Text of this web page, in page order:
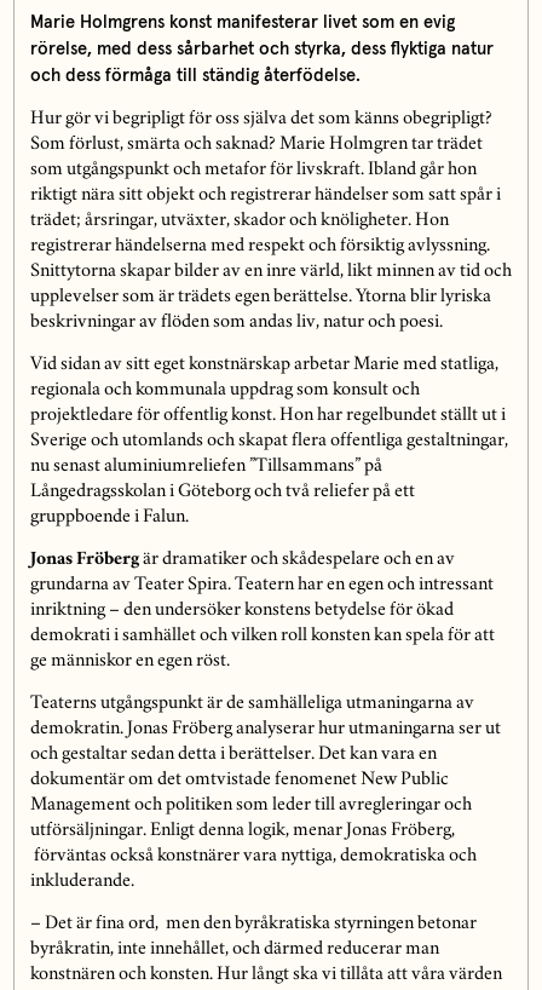
Marie Holmgrens konst manifesterar livet som en evig
rörelse, med dess sårbarhet och styrka, dess flyktiga natur
och dess förmåga till ständig återfödelse.
Hur gör vi begripligt för oss själva det som känns obegripligt?
Som förlust, smärta och saknad? Marie Holmgren tar trädet
som utgångspunkt och metafor för livskraft. Ibland går hon
riktigt nära sitt objekt och registrerar händelser som satt spår i
trädet; årsringar, utväxter, skador och knöligheter. Hon
registrerar händelserna med respekt och försiktig avlyssning.
Snittytorna skapar bilder av en inre värld, likt minnen av tid och
upplevelser som är trädets egen berättelse. Ytorna blir lyriska
beskrivningar av flöden som andas liv, natur och poesi.
Vid sidan av sitt eget konstnärskap arbetar Marie med statliga,
regionala och kommunala uppdrag som konsult och
projektledare för offentlig konst. Hon har regelbundet ställt ut i
Sverige och utomlands och skapat flera offentliga gestaltningar,
nu senast aluminiumreliefen ”Tillsammans” på
Långedragsskolan i Göteborg och två reliefer på ett
gruppboende i Falun.
Jonas Fröbergär dramatiker och skådespelare och en av
grundarna av Teater Spira. Teatern har en egen och intressant
inriktning – den undersöker konstens betydelse för ökad
demokrati i samhället och vilken roll konsten kan spela för att
ge människor en egen röst.
Teaterns utgångspunkt är de samhälleliga utmaningarna av
demokratin. Jonas Fröberg analyserar hur utmaningarna ser ut
och gestaltar sedan detta i berättelser. Det kan vara en
dokumentär om det omtvistade fenomenet New Public
Management och politiken som leder till avregleringar och
utförsäljningar. Enligt denna logik, menar Jonas Fröberg,
förväntas också konstnärer vara nyttiga, demokratiska och
inkluderande.
– Det är fina ord, men den byråkratiska styrningen betonar
byråkratin, inte innehållet, och därmed reducerar man
konstnären och konsten. Hur långt ska vi tillåta att våra värden